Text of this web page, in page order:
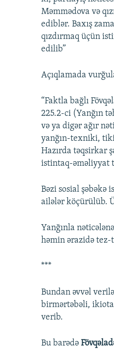
Məmmədova və
ediblər. Baxış
qızdırmaq üçün
edilib”
Açıqlamada
“Faktla bağlı
225.2-ci (Yanğın
və ya digər ağır
yanğın-texniki,
Hazırda təqsirkar
istintaq-əməliyyat
Bəzi sosial şəbəkə
ailələr köçürülüb.
Yanğınla
həmin ərazidə tez-
***
Bundan əvvəl
birmərtəbəli,
verib.
Bu barədə